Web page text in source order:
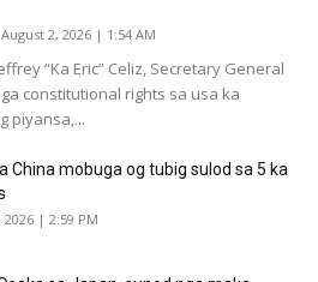
August 2, 2026 | 1:54 AM
“Ka Eric” Celiz, Secretary General
constitutional rights sa usa ka
piyansa,...
China mobuga og tubig sulod sa 5 ka
2026 | 2:59 PM